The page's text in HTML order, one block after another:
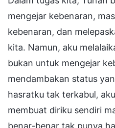
mengejar kebenaran,
kebenaran, dan
kita. Namun, aku
bukan untuk mengejar
mendambakan status
hasratku tak terkabul,
membuat diriku sendiri
benar-benar tak punya